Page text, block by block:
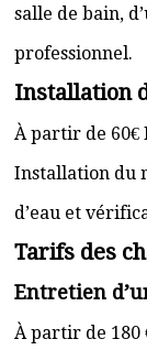
salle de bain,
professionnel.
Installation
À partir de 60€
Installation du
d’eau et
Tarifs des
Entretien
À partir de 180